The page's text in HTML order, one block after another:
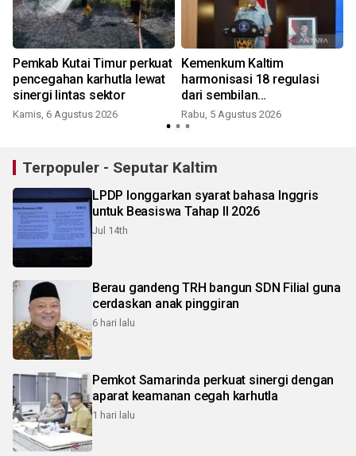
Pemkab Kutai Timur perkuat
pencegahan karhutla lewat
sinergi lintas sektor
Kamis, 6 Agustus 2026
Kemenkum Kaltim
harmonisasi 18 regulasi
dari sembilan
kabupaten/kota
Rabu, 5 Agustus 2026
Terpopuler - Seputar Kaltim
LPDP longgarkan syarat bahasa Inggris
untuk Beasiswa Tahap II 2026
Jul 14th
Berau gandeng TRH bangun SDN Filial guna
cerdaskan anak pinggiran
6 hari lalu
Pemkot Samarinda perkuat sinergi dengan
aparat keamanan cegah karhutla
1 hari lalu